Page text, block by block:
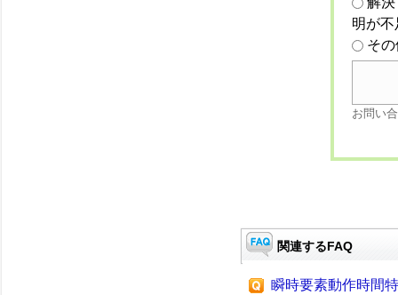
明が
そ
お問い
関連するFAQ
瞬時要素動作時間